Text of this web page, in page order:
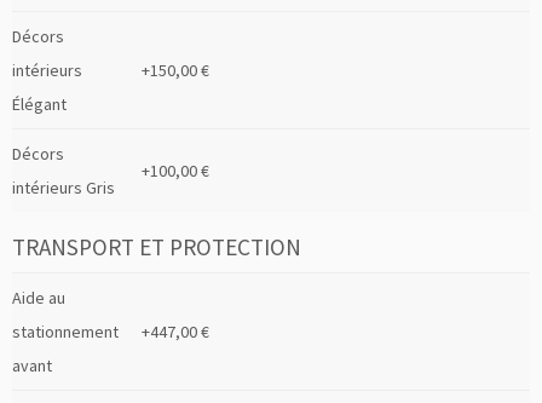
Décors
intérieurs
Élégant
+150,00 €
Décors
intérieurs Gris
+100,00 €
TRANSPORT ET PROTECTION
Aide au
stationnement
avant
+447,00 €